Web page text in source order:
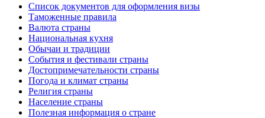
Список документов для оформления визы
Таможенные правила
Валюта страны
Национальная кухня
Обычаи и традиции
События и фестивали страны
Достопримечательности страны
Погода и климат страны
Религия страны
Население страны
Полезная информация о стране